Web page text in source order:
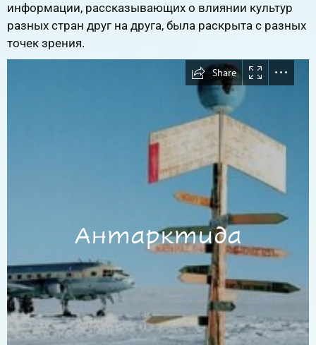
информации, рассказывающих о влиянии культур
разных стран друг на друга, была раскрыта с разных
точек зрения.